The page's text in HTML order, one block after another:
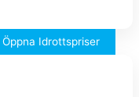
Öppna Idrottspriser